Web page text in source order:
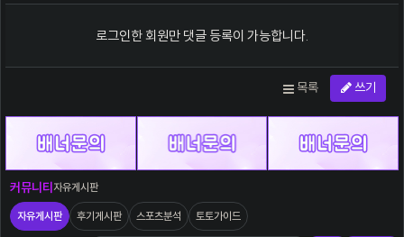
로그인한 회원만 댓글 등록이 가능합니다.
목록 쓰기
자유게시판
커뮤니티자유게시판
자유게시판 후기게시판 스포츠분석 토토가이드